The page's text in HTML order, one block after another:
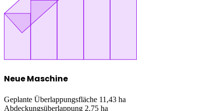
Neue Maschine
Geplante Überlappungsfläche 11,43 ha
Abdeckungsüberlappung 2,75 ha